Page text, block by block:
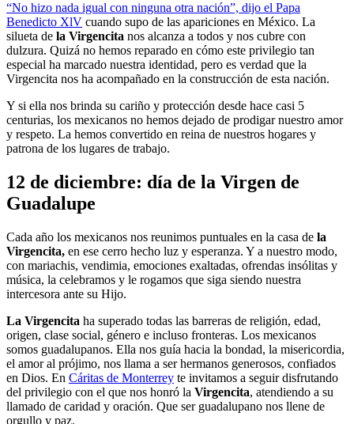
“No hizo nada igual con ninguna otra nación”, dijo el Papa
Benedicto XlV cuando supo de las apariciones en México. La
silueta de la Virgencita nos alcanza a todos y nos cubre con
dulzura. Quizá no hemos reparado en cómo este privilegio tan
especial ha marcado nuestra identidad, pero es verdad que la
Virgencita nos ha acompañado en la construcción de esta nación.
Y si ella nos brinda su cariño y protección desde hace casi 5
centurias, los mexicanos no hemos dejado de prodigar nuestro amor
y respeto. La hemos convertido en reina de nuestros hogares y
patrona de los lugares de trabajo.
12 de diciembre: día de la Virgen de
Guadalupe
Cada año los mexicanos nos reunimos puntuales en la casa de la
Virgencita, en ese cerro hecho luz y esperanza. Y a nuestro modo,
con mariachis, vendimia, emociones exaltadas, ofrendas insólitas y
música, la celebramos y le rogamos que siga siendo nuestra
intercesora ante su Hijo.
La Virgencita ha superado todas las barreras de religión, edad,
origen, clase social, género e incluso fronteras. Los mexicanos
somos guadalupanos. Ella nos guía hacia la bondad, la misericordia,
el amor al prójimo, nos llama a ser hermanos generosos, confiados
en Dios. En Cáritas de Monterrey te invitamos a seguir disfrutando
del privilegio con el que nos honró la Virgencita, atendiendo a su
llamado de caridad y oración. Que ser guadalupano nos llene de
orgullo y paz.